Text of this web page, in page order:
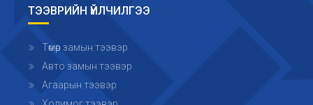
ТЭЭВРИЙН ҮЙЛЧИЛГЭЭ
Төмөр замын тээвэр
Авто замын тээвэр
Агаарын тээвэр